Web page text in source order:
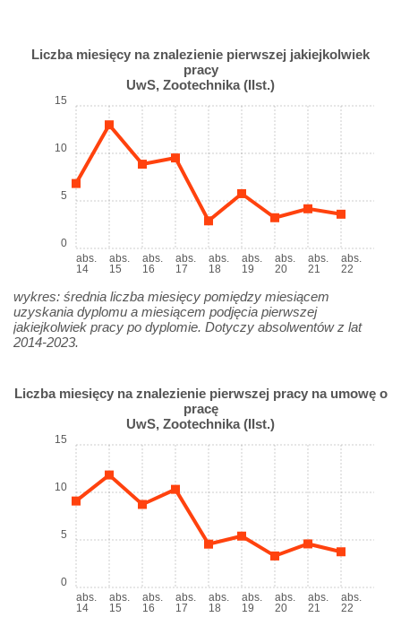
Liczba miesięcy na znalezienie pierwszej jakiejkolwiek
pracy
UwS, Zootechnika (IIst.)
abs.
14
abs.
15
abs.
16
abs.
17
abs.
18
abs.
19
abs.
20
abs.
21
abs.
22
0
5
10
15
wykres: średnia liczba miesięcy pomiędzy miesiącem
uzyskania dyplomu a miesiącem podjęcia pierwszej
jakiejkolwiek pracy po dyplomie. Dotyczy absolwentów z lat
2014-2023.
Liczba miesięcy na znalezienie pierwszej pracy na umowę o
pracę
UwS, Zootechnika (IIst.)
abs.
14
abs.
15
abs.
16
abs.
17
abs.
18
abs.
19
abs.
20
abs.
21
abs.
22
0
5
10
15